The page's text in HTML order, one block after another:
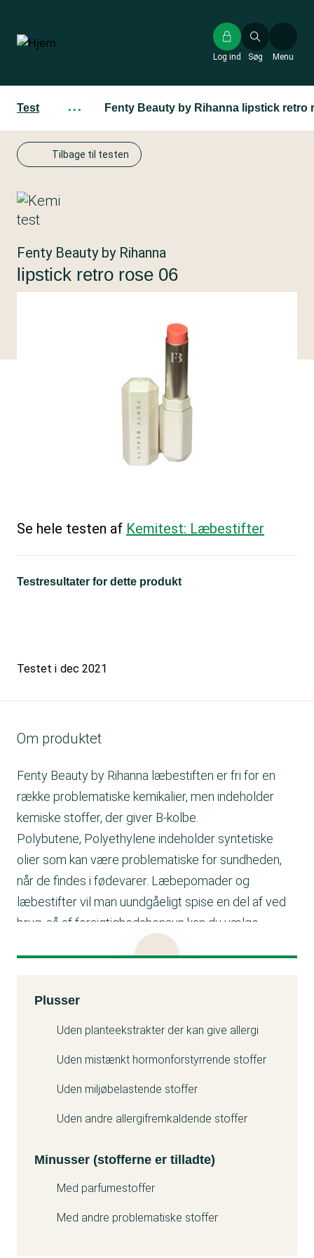
hovedindhold
Søg
Log ind Menu
Test ··· Fenty Beauty by Rihanna lipstick retro
Tilbage til testen
Fenty Beauty by Rihanna
lipstick retro rose 06
Se hele testen af Kemitest: Læbestifter
Testresultater for dette produkt
Testet i dec 2021
Om produktet
Fenty Beauty by Rihanna læbestiften er fri for en
række problematiske kemikalier, men indeholder
kemiske stoffer, der giver B-kolbe.
Polybutene, Polyethylene indeholder syntetiske
olier som kan være problematiske for sundheden,
når de findes i fødevarer. Læbepomader og
læbestifter vil man uundgåeligt spise en del af ved
brug, så af forsigtighedshensyn kan du vælge
læbeprodukter uden syntetiske olier.
det anvendes som tilsætningsstof i mad og drikke.
Læbeprodukter vil man uundgåeligt spise en del af
læbeprodukter uden titanium dioxide.
Kemitest
Plusser
Uden planteekstrakter der kan give allergi
Uden mistænkt hormonforstyrrende stoffer
Uden miljøbelastende stoffer
Uden andre allergifremkaldende stoffer
Minusser (stofferne er tilladte)
Med parfumestoffer
Med andre problematiske stoffer